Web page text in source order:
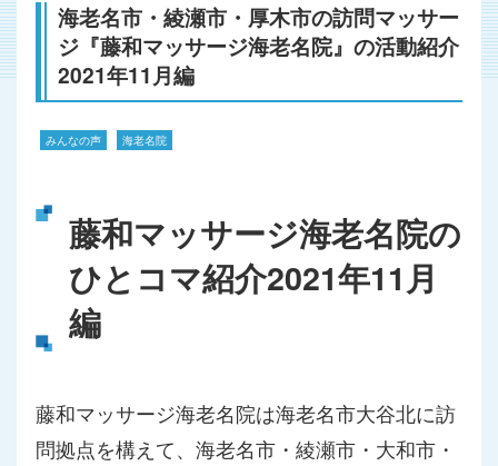
海老名市・綾瀬市・厚木市の訪問マッサー
ジ『藤和マッサージ海老名院』の活動紹介
2021年11月編
みんなの声 海老名院
藤和マッサージ海老名院の
ひとコマ紹介2021年11月
編
藤和マッサージ海老名院は海老名市大谷北に訪
問拠点を構えて、海老名市・綾瀬市・大和市・